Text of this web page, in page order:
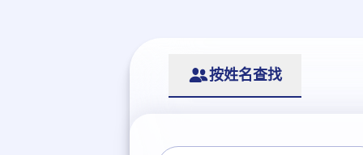
按姓名查找